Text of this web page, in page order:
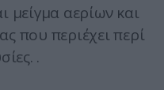
μείγμα αερίων και
που περιέχει περί
.